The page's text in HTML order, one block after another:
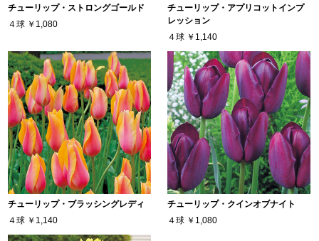
チューリップ・ストロングゴールド
４球 ￥1,080
チューリップ・アプリコットインプ
レッション
４球 ￥1,140
チューリップ・ブラッシングレディ
４球 ￥1,140
チューリップ・クインオブナイト
４球 ￥1,080